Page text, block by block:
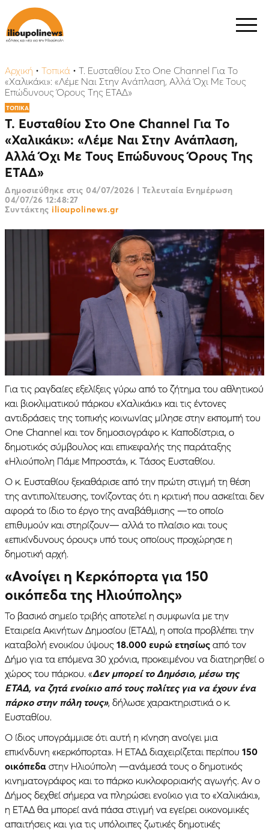
Αρχική • Τοπικά • Τ. Ευσταθίου Στο One Channel Για Το
«Χαλικάκι»: «Λέμε Ναι Στην Ανάπλαση, Αλλά Όχι Με Τους
Επώδυνους Όρους Της ΕΤΑΔ»
ΤΟΠΙΚΑ
Τ. Ευσταθίου Στο One Channel Για Το
«Χαλικάκι»: «Λέμε Ναι Στην Ανάπλαση,
Αλλά Όχι Με Τους Επώδυνους Όρους Της
ΕΤΑΔ»
Δημοσιεύθηκε στις 04/07/2026 | Τελευταία Ενημέρωση
04/07/26 12:48:27
Συντάκτης ilioupolinews.gr
Για τις ραγδαίες εξελίξεις γύρω από το ζήτημα του αθλητικού
και βιοκλιματικού πάρκου «Χαλικάκι» και τις έντονες
αντιδράσεις της τοπικής κοινωνίας μίλησε στην εκπομπή του
One Channel και τον δημοσιογράφο κ. Καποδίστρια, ο
δημοτικός σύμβουλος και επικεφαλής της παράταξης
«Ηλιούπολη Πάμε Μπροστά», κ. Τάσος Ευσταθίου.
Ο κ. Ευσταθίου ξεκαθάρισε από την πρώτη στιγμή τη θέση
της αντιπολίτευσης, τονίζοντας ότι η κριτική που ασκείται δεν
αφορά το ίδιο το έργο της αναβάθμισης —το οποίο
επιθυμούν και στηρίζουν— αλλά το πλαίσιο και τους
«επικίνδυνους όρους» υπό τους οποίους προχώρησε η
δημοτική αρχή.
«Ανοίγει η Κερκόπορτα για 150
οικόπεδα της Ηλιούπολης»
Το βασικό σημείο τριβής αποτελεί η συμφωνία με την
Εταιρεία Ακινήτων Δημοσίου (ΕΤΑΔ), η οποία προβλέπει την
καταβολή ενοικίου ύψους 18.000 ευρώ ετησίως από τον
Δήμο για τα επόμενα 30 χρόνια, προκειμένου να διατηρηθεί ο
χώρος του πάρκου. «Δεν μπορεί το Δημόσιο, μέσω της
ΕΤΑΔ, να ζητά ενοίκιο από τους πολίτες για να έχουν ένα
πάρκο στην πόλη τους», δήλωσε χαρακτηριστικά ο κ.
Ευσταθίου.
Ο ίδιος υπογράμμισε ότι αυτή η κίνηση ανοίγει μια
επικίνδυνη «κερκόπορτα». Η ΕΤΑΔ διαχειρίζεται περίπου 150
οικόπεδα στην Ηλιούπολη —ανάμεσά τους ο δημοτικός
κινηματογράφος και το πάρκο κυκλοφοριακής αγωγής. Αν ο
Δήμος δεχθεί σήμερα να πληρώσει ενοίκιο για το «Χαλικάκι»,
η ΕΤΑΔ θα μπορεί ανά πάσα στιγμή να εγείρει οικονομικές
απαιτήσεις και για τις υπόλοιπες ζωτικές δημοτικές